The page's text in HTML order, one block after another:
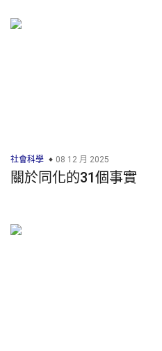
社會科學 08 12 月 2025
關於同化的31個事實